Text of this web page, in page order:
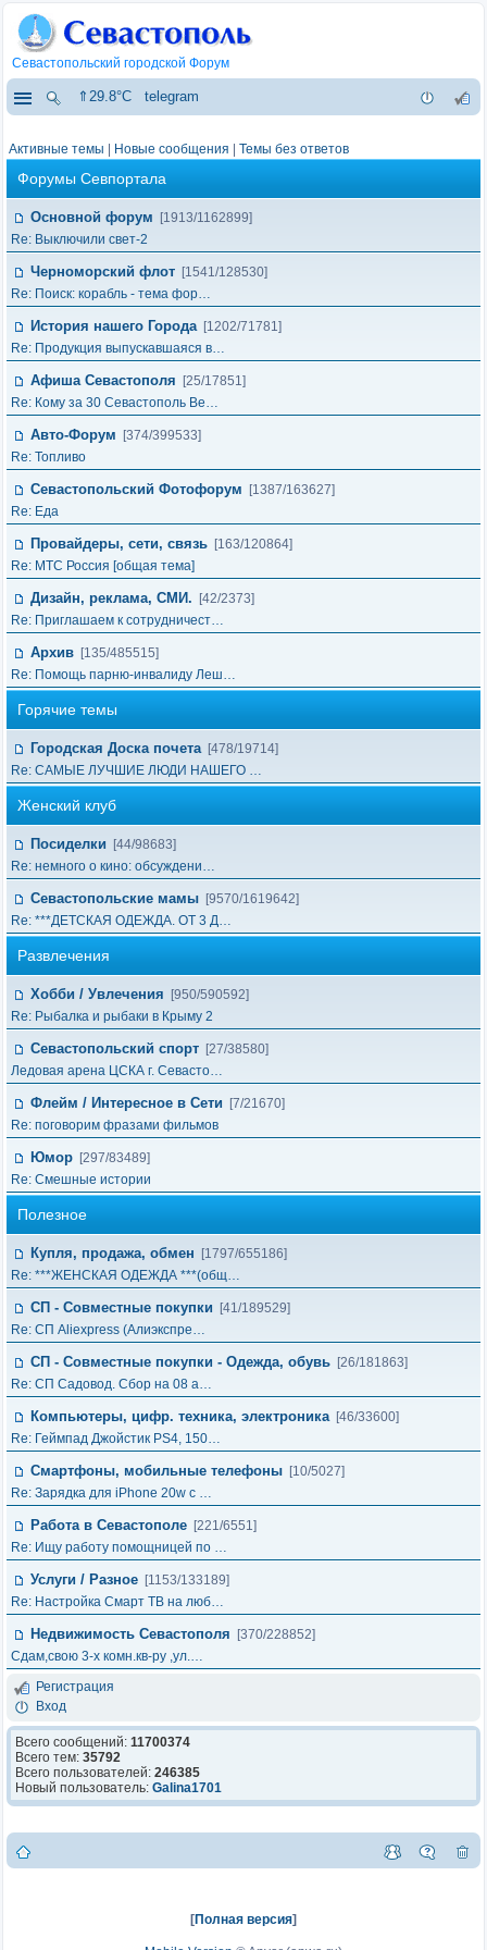
Севастопольский городской Форум
⇑29.8°C telegram
Активные темы Новые сообщения Темы без ответов
Форумы Севпортала
Основной форум
[1913/1162899]
Re: Выключили свет-2
Черноморский флот [1541/128530]
Re: Поиск: корабль - тема фор…
История нашего Города [1202/71781]
Re: Продукция выпускавшаяся в…
Афиша Севастополя
[25/17851]
Re: Кому за 30 Севастополь Ве…
Авто-Форум
[374/399533]
Re: Топливо
Севастопольский Фотофорум
[1387/163627]
Re: Еда
Провайдеры, сети, связь [163/120864]
Re: МТС Россия [общая тема]
Дизайн, реклама, СМИ.
[42/2373]
Re: Приглашаем к сотрудничест…
Архив [135/485515]
Re: Помощь парню-инвалиду Леш…
Горячие темы
Городская Доска почета [478/19714]
Re: САМЫЕ ЛУЧШИЕ ЛЮДИ НАШЕГО …
Женский клуб
Посиделки
[44/98683]
Re: немного о кино: обсуждени…
Севастопольские мамы [9570/1619642]
Re: ***ДЕТСКАЯ ОДЕЖДА. ОТ 3 Д…
Развлечения
Хобби / Увлечения
[950/590592]
Re: Рыбалка и рыбаки в Крыму 2
Севастопольский спорт [27/38580]
Ледовая арена ЦСКА г. Севасто…
Флейм / Интересное в Cети
[7/21670]
Re: поговорим фразами фильмов
Юмор [297/83489]
Re: Смешные истории
Полезное
Купля, продажа, обмен
[1797/655186]
Re: ***ЖЕНСКАЯ ОДЕЖДА ***(общ…
СП - Совместные покупки
[41/189529]
Re: СП Aliexpress (Алиэкспре…
СП - Совместные покупки - Одежда, обувь [26/181863]
Re: СП Садовод. Сбор на 08 а…
Компьютеры, цифр. техника, электроника [46/33600]
Re: Геймпад Джoйcтик PS4, 150…
Смартфоны, мобильные телефоны [10/5027]
Re: Зарядка для iPhone 20w с …
Работа в Севастополе [221/6551]
Re: Ищу работу помощницей по …
Услуги / Разное [1153/133189]
Re: Настройка Смарт ТВ на люб…
Недвижимость Севастополя
[370/228852]
Сдам,свою 3-х комн.кв-ру ,ул.…
Регистрация
Вход
Всего сообщений: 11700374
Всего тем: 35792
Всего пользователей: 246385
Новый пользователь: Galina1701
[Полная версия]